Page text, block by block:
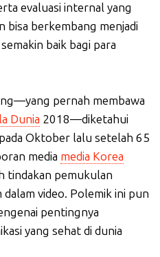
evaluasi internal yang
bisa berkembang menjadi
baik bagi para
pernah membawa
Dunia 2018—diketahui
Oktober lalu setelah 65
media media Korea
tindakan pemukulan
video. Polemik ini pun
pentingnya
yang sehat di dunia